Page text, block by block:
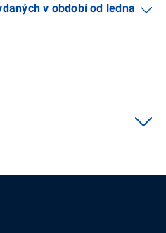
v období od ledna